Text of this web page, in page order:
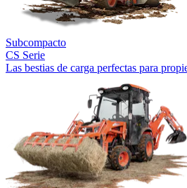
Subcompacto
CS Serie
Las bestias de carga perfectas para